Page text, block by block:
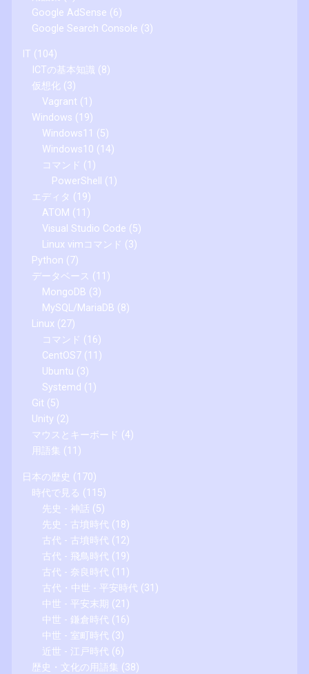
Google AdSense (6)
Google Search Console (3)
IT (104)
ICTの基本知識 (8)
仮想化 (3)
Vagrant (1)
Windows (19)
Windows11 (5)
Windows10 (14)
コマンド (1)
PowerShell
(1)
エディタ (19)
ATOM (11)
Visual Studio Code (5)
Linux vimコマンド (3)
Python (7)
データベース (11)
MongoDB (3)
MySQL/MariaDB (8)
Linux (27)
コマンド (16)
CentOS7(11)
Ubuntu (3)
Systemd (1)
Git (5)
Unity (2)
マウスとキーボード (4)
用語集 (11)
日本の歴史 (170)
時代で見る (115)
先史 - 神話 (5)
先史 - 古墳時代 (18)
古代 - 古墳時代 (12)
古代 - 飛鳥時代 (19)
古代 - 奈良時代 (11)
古代・中世 - 平安時代 (31)
中世 - 平安末期 (21)
中世 - 鎌倉時代 (16)
中世 - 室町時代 (3)
近世 - 江戸時代 (6)
歴史・文化の用語集 (38)